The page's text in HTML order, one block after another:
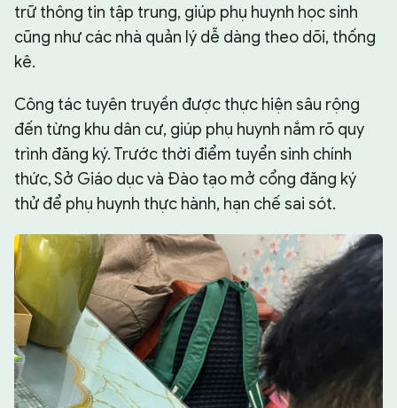
trữ thông tin tập trung, giúp phụ huynh học sinh
cũng như các nhà quản lý dễ dàng theo dõi, thống
kê.
Công tác tuyên truyền được thực hiện sâu rộng
đến từng khu dân cư, giúp phụ huynh nắm rõ quy
trình đăng ký. Trước thời điểm tuyển sinh chính
thức, Sở Giáo dục và Đào tạo mở cổng đăng ký
thử để phụ huynh thực hành, hạn chế sai sót.